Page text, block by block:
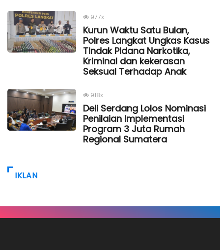
977x
Kurun Waktu Satu Bulan,
Polres Langkat Ungkas Kasus
Tindak Pidana Narkotika,
Kriminal dan kekerasan
Seksual Terhadap Anak
918x
Deli Serdang Lolos Nominasi
Penilaian Implementasi
Program 3 Juta Rumah
Regional Sumatera
IKLAN